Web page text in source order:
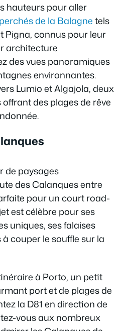
hauteurs pour aller
de la Balagnetels
Pigna, connus pour leur
architecture
des vues panoramiques
environnantes.
Lumio et Algajola, deux
des plages de rêve
de paysages
des Calanques entre
pour un court road-
est célèbre pour ses
uniques, ses falaises
couper le souffle sur la
à Porto, un petit
port et de plages de
la D81 en direction de
vous aux nombreux